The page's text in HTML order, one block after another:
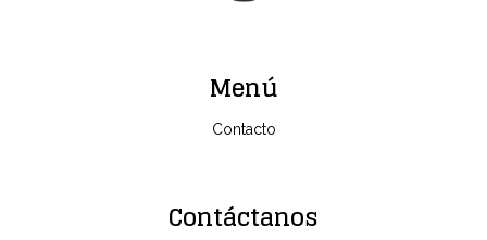
Menú
Contacto
Contáctanos